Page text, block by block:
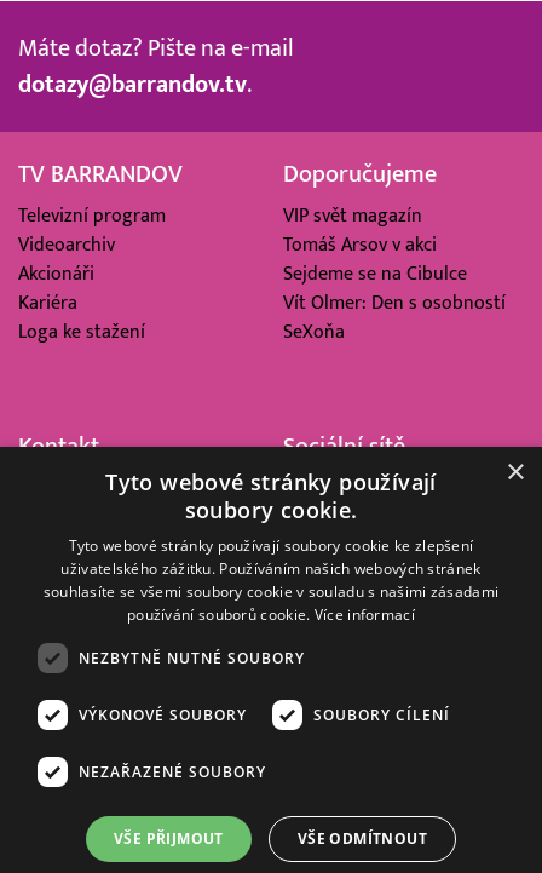
Máte dotaz? Pište na e-mail
dotazy@barrandov.tv.
TV BARRANDOV
Televizní program
Videoarchiv
Akcionáři
Kariéra
Loga ke stažení
Doporučujeme
VIP svět magazín
Tomáš Arsov v akci
Sejdeme se na Cibulce
Vít Olmer: Den s osobností
SeXoňa
Kontakt
Barrandov Televizní Studio,
Kříženeckého nám. 322
152 00 Praha 5
IČ 416 93 311
Sociální sítě
© 2008–2026 EMPRESA MEDIA, a.s. Všechna práva vyhrazena.
Zásady ochrany osobních a dalších zpracovávaných údajů
Informace o měření sledovanosti videa ve video archivu
Nielsen Digital Measurement
. Využíváme grafické podklady z
×
Tyto webové stránky používají
soubory cookie.
Tyto webové stránky používají soubory cookie ke zlepšení
uživatelského zážitku. Používáním našich webových stránek
souhlasíte se všemi soubory cookie v souladu s našimi zásadami
používání souborů cookie. Více informací
NEZBYTNĚ NUTNÉ SOUBORY
VÝKONOVÉ SOUBORY SOUBORY CÍLENÍ
NEZAŘAZENÉ SOUBORY
VŠE PŘIJMOUT VŠE ODMÍTNOUT